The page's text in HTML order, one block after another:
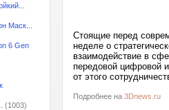
Маск...
6 Gen
(1003)
Стоящие перед
неделе о
взаимодействие в
передовой цифровой
от этого
Подробнее на 3Dnews.ru